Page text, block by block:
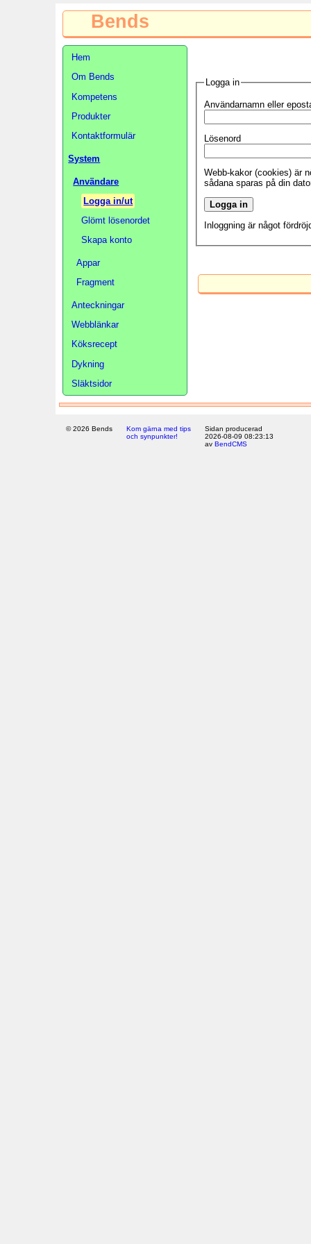
Bends
Hem
Om Bends
Kompetens
Produkter
Kontaktformulär
System
Användare
Logga in/ut
Glömt lösenordet
Skapa konto
Appar
Fragment
Anteckningar
Webblänkar
Köksrecept
Dykning
Släktsidor
Logga in
Användarnamn eller
Lösenord
Webb-kakor (cookies) är
sådana sparas på din
Inloggning är något
© 2026 Bends
Kom gärna med tips
och synpunkter!
Sidan producerad
2026-08-09 08:23:13
av BendCMS